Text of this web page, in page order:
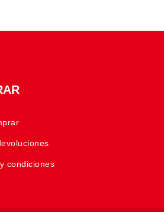
condiciones